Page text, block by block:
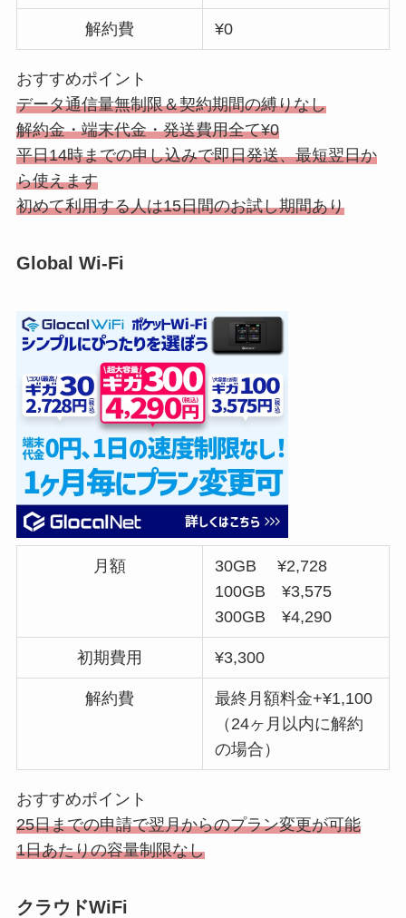
解約費 ¥0
おすすめポイント
データ通信量無制限＆契約期間の縛りなし
解約金・端末代金・発送費用全て¥0
平日14時までの申し込みで即日発送、最短翌日か
ら使えます
初めて利用する人は15日間のお試し期間あり
Global Wi-Fi
月額
30GB ¥2,728
100GB ¥3,575
300GB ¥4,290
初期費用 ¥3,300
解約費
最終月額料金+¥1,100
（24ヶ月以内に解約
の場合）
おすすめポイント
25日までの申請で翌月からのプラン変更が可能
1日あたりの容量制限なし
クラウドWiFi